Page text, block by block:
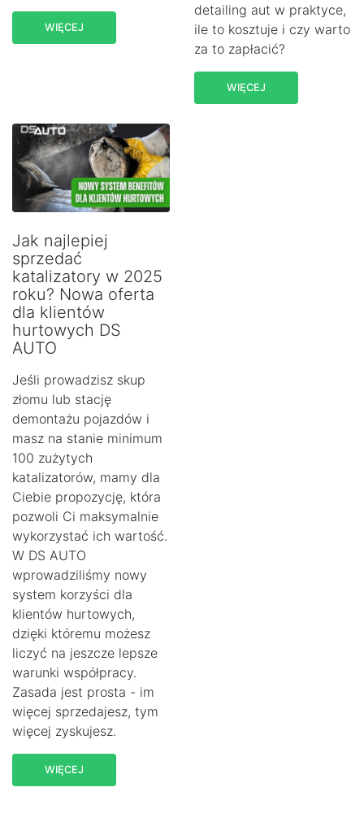
WIĘCEJ
detailing aut w praktyce,
ile to kosztuje i czy warto
za to zapłacić?
WIĘCEJ
Jak najlepiej
sprzedać
katalizatory w 2025
roku? Nowa oferta
dla klientów
hurtowych DS
AUTO
Jeśli prowadzisz skup
złomu lub stację
demontażu pojazdów i
masz na stanie minimum
100 zużytych
katalizatorów, mamy dla
Ciebie propozycję, która
pozwoli Ci maksymalnie
wykorzystać ich wartość.
W DS AUTO
wprowadziliśmy nowy
system korzyści dla
klientów hurtowych,
dzięki któremu możesz
liczyć na jeszcze lepsze
warunki współpracy.
Zasada jest prosta - im
więcej sprzedajesz, tym
więcej zyskujesz.
WIĘCEJ